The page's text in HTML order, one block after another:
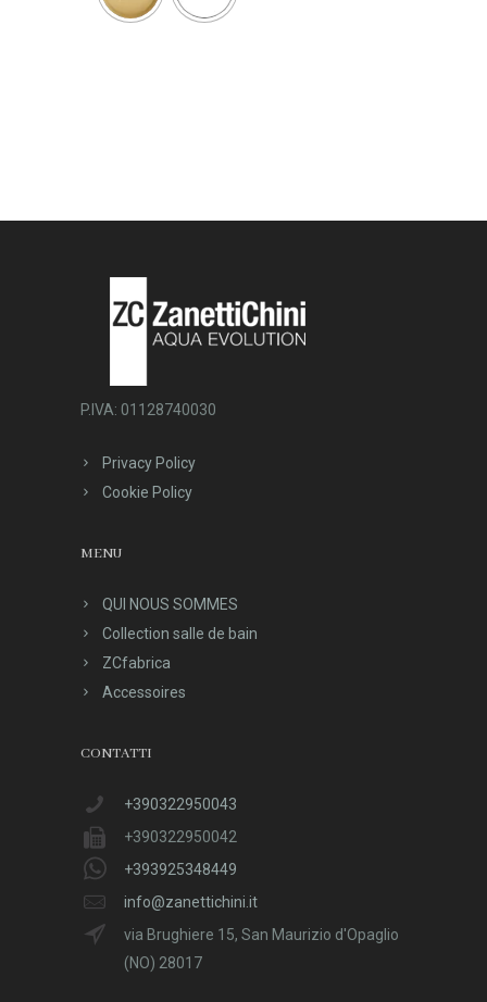
P.IVA: 01128740030
Privacy Policy
Cookie Policy
MENU
QUI NOUS SOMMES
Collection salle de bain
ZCfabrica
Accessoires
CONTATTI
+390322950043
+390322950042
+393925348449
info@zanettichini.it
via Brughiere 15, San Maurizio d'Opaglio
(NO) 28017